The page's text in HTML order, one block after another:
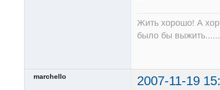
Жить хорошо! А
было бы
marchello
2007-11-19